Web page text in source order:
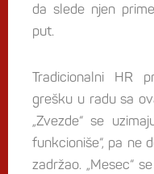
da slede njen
put.
Tradicionalni HR
grešku u radu sa
„Zvezde“ se
funkcioniše“, pa ne
zadržao. „Mesec“